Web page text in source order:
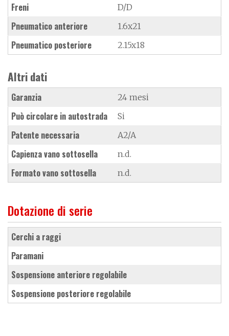
Freni D/D
Pneumatico anteriore 1.6x21
Pneumatico posteriore 2.15x18
Altri dati
Garanzia 24 mesi
Può circolare in autostrada Si
Patente necessaria A2/A
Capienza vano sottosella n.d.
Formato vano sottosella n.d.
Dotazione di serie
cerchi a raggi
paramani
sospensione anteriore regolabile
sospensione posteriore regolabile